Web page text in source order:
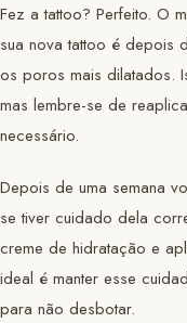
Fez a tattoo? Perfeito. O
sua nova tattoo é depois
os poros mais dilatados.
mas lembre-se de
necessário.
Depois de uma semana
se tiver cuidado dela
creme de hidratação e
ideal é manter esse
para não desbotar.